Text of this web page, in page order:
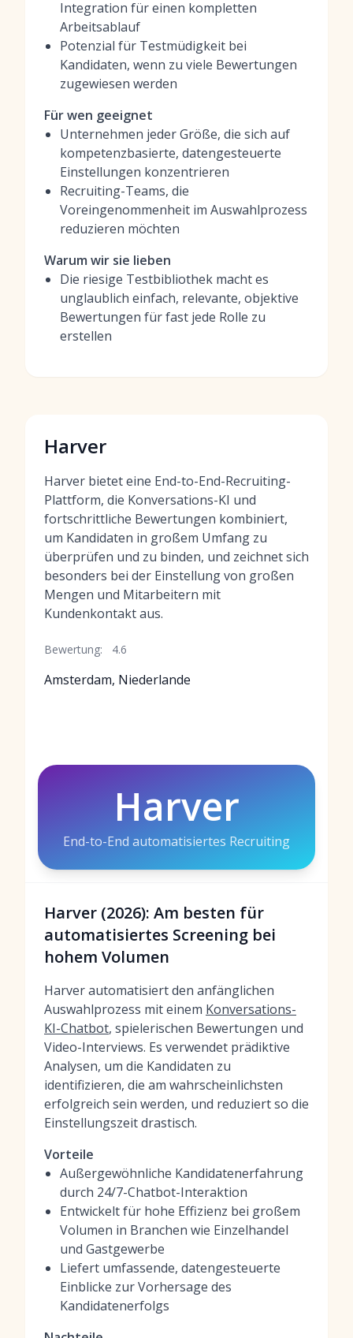
Integration für einen kompletten
Arbeitsablauf
Potenzial für Testmüdigkeit bei
Kandidaten, wenn zu viele Bewertungen
zugewiesen werden
Für wen geeignet
Unternehmen jeder Größe, die sich auf
kompetenzbasierte, datengesteuerte
Einstellungen konzentrieren
Recruiting-Teams, die
Voreingenommenheit im Auswahlprozess
reduzieren möchten
Warum wir sie lieben
Die riesige Testbibliothek macht es
unglaublich einfach, relevante, objektive
Bewertungen für fast jede Rolle zu
erstellen
Harver
Harver bietet eine End-to-End-Recruiting-
Plattform, die Konversations-KI und
fortschrittliche Bewertungen kombiniert,
um Kandidaten in großem Umfang zu
überprüfen und zu binden, und zeichnet sich
besonders bei der Einstellung von großen
Mengen und Mitarbeitern mit
Kundenkontakt aus.
Bewertung: 4.6
Amsterdam, Niederlande
Harver
End-to-End automatisiertes Recruiting
Harver (2026): Am besten für
automatisiertes Screening bei
hohem Volumen
Harver automatisiert den anfänglichen
Auswahlprozess mit einem Konversations-
KI-Chatbot, spielerischen Bewertungen und
Video-Interviews. Es verwendet prädiktive
Analysen, um die Kandidaten zu
identifizieren, die am wahrscheinlichsten
erfolgreich sein werden, und reduziert so die
Einstellungszeit drastisch.
Vorteile
Außergewöhnliche Kandidatenerfahrung
durch 24/7-Chatbot-Interaktion
Entwickelt für hohe Effizienz bei großem
Volumen in Branchen wie Einzelhandel
und Gastgewerbe
Liefert umfassende, datengesteuerte
Einblicke zur Vorhersage des
Kandidatenerfolgs